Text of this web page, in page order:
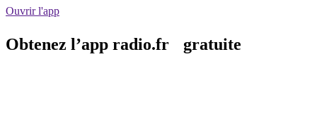
Ouvrir l'app
Obtenez l’app radio.fr gratuite